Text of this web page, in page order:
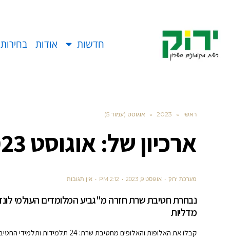
חדשות אודות בחירות
ראשי »
2023
» אוגוסט (עמוד 5)
ארכיון של: אוגוסט 2023
מערכת ירוק אוגוסט 9, 2023 2:12 PM אין תגובות
מדליות